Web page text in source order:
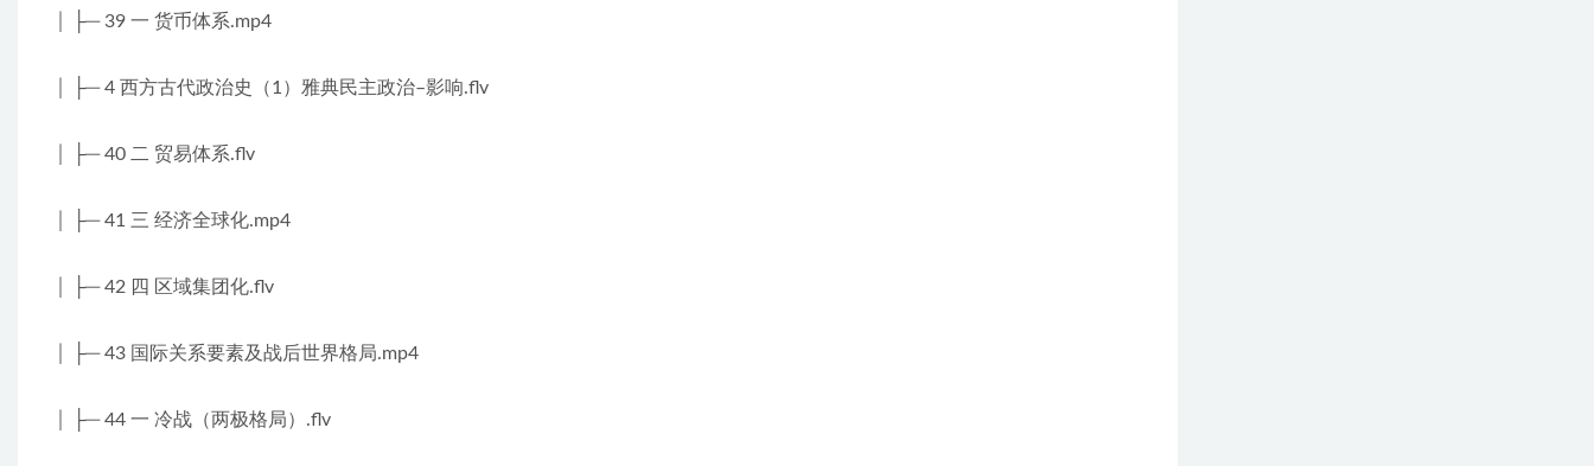
│ ├─ 39 一 货币体系.mp4
│ ├─ 4 西方古代政治史（1）雅典民主政治–影响.flv
│ ├─ 40 二 贸易体系.flv
│ ├─ 41 三 经济全球化.mp4
│ ├─ 42 四 区域集团化.flv
│ ├─ 43 国际关系要素及战后世界格局.mp4
│ ├─ 44 一 冷战（两极格局）.flv